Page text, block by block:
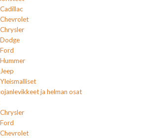
Cadillac
Chevrolet
Chrysler
Dodge
Ford
Hummer
Jeep
Yleismalliset
ja helman osat
Chrysler
Ford
Chevrolet